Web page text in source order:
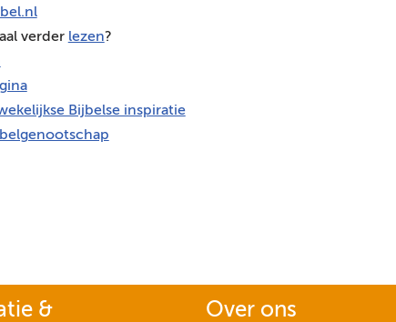
verder lezen?
Bijbelse inspiratie
&
Over ons